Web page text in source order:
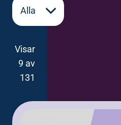
Visar
9 av
131